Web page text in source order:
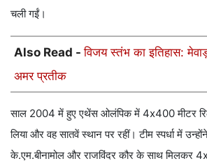
चली गईं।
Also Read -विजय स्तंभ का इतिहास:
अमर प्रतीक
साल 2004 में हुए एथेंस ओलंपिक में 4x400 मीटर रिले
लिया और वह सातवें स्थान पर रहीं। टीम स्पर्धा में
के.एम.बीनामोल और राजविंदर कौर के साथ मिलकर